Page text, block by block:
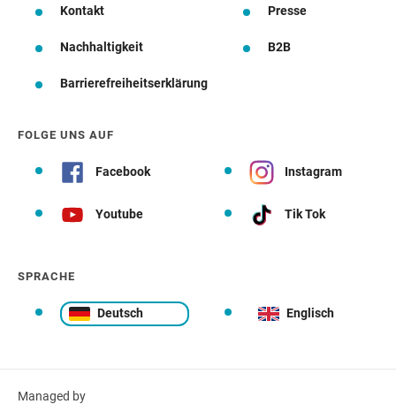
Kontakt Presse
Nachhaltigkeit B2B
Barrierefreiheitserklärung
FOLGE UNS AUF
Facebook Instagram
Youtube Tik Tok
SPRACHE
Deutsch Englisch
Managed by